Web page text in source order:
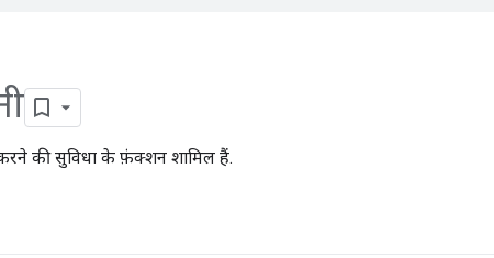
करने की सुविधा के फ़ंक्शन शामिल हैं.